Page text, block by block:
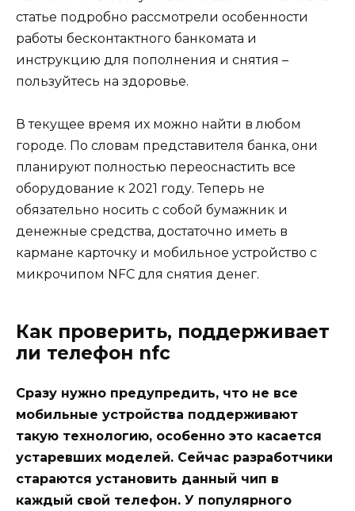
статье подробно рассмотрели особенности
работы бесконтактного банкомата и
инструкцию для пополнения и снятия –
пользуйтесь на здоровье.
В текущее время их можно найти в любом
городе. По словам представителя банка, они
планируют полностью переоснастить все
оборудование к 2021 году. Теперь не
обязательно носить с собой бумажник и
денежные средства, достаточно иметь в
кармане карточку и мобильное устройство с
микрочипом NFC для снятия денег.
Как проверить, поддерживает
ли телефон nfc
Сразу нужно предупредить, что не все
мобильные устройства поддерживают
такую технологию, особенно это касается
устаревших моделей. Сейчас разработчики
стараются установить данный чип в
каждый свой телефон. У популярного